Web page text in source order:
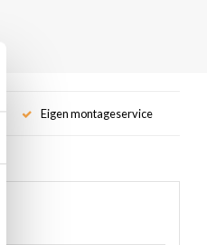
Eigen montageservice